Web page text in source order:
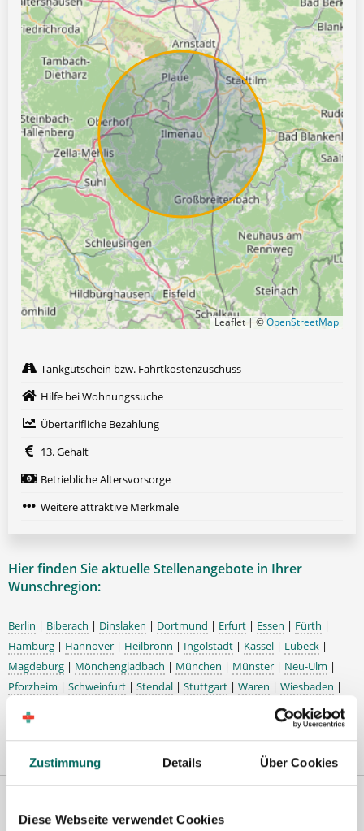
Zustimmung Details Über Cookies
Diese Webseite verwendet Cookies
Leaflet | ©OpenStreetMap
Tankgutschein bzw. Fahrtkostenzuschuss
Hilfe bei Wohnungssuche
Übertarifliche Bezahlung
13. Gehalt
Betriebliche Altersvorsorge
Weitere attraktive Merkmale
Hier finden Sie aktuelle Stellenangebote in Ihrer
Wunschregion:
Berlin | Biberach | Dinslaken | Dortmund | Erfurt | Essen | Fürth |
Hamburg | Hannover | Heilbronn | Ingolstadt | Kassel | Lübeck |
Magdeburg | Mönchengladbach | München | Münster | Neu-Ulm |
Pforzheim | Schweinfurt | Stendal | Stuttgart | Waren | Wiesbaden |